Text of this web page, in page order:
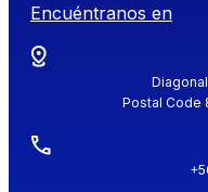
Encuéntranos en
Postal Code